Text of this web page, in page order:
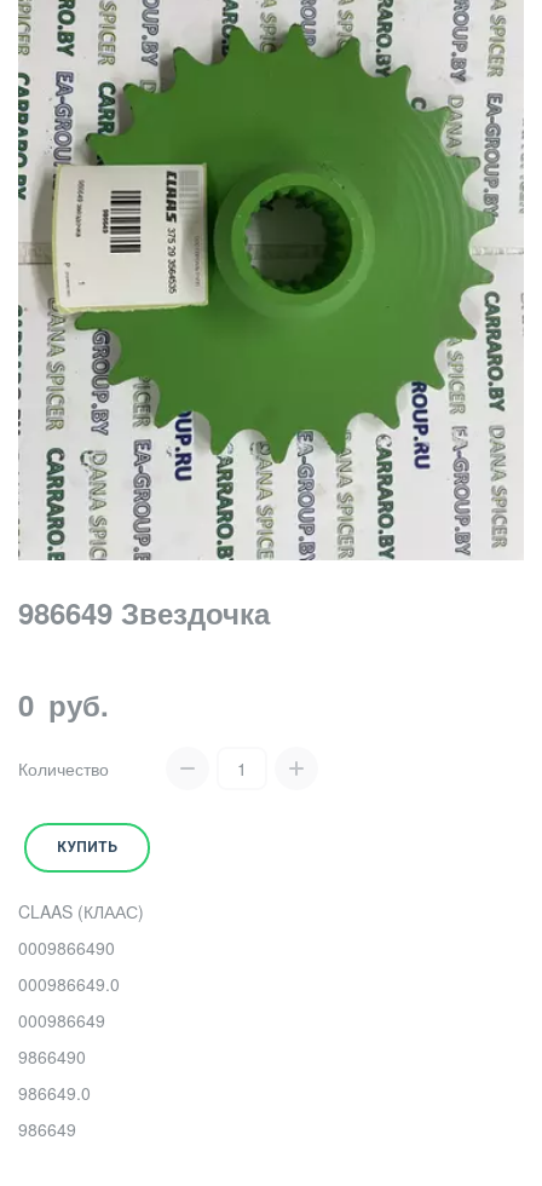
986649 Звездочка
0 руб.
Количество
КУПИТЬ
CLAAS (КЛААС)
0009866490
000986649.0
000986649
9866490
986649.0
986649